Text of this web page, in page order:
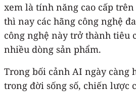
xem là tính năng cao cấp
thì nay các hãng công nghệ
công nghệ này trở thành tiêu
nhiều dòng sản phẩm.
Trong bối cảnh AI ngày càng
trong đời sống số, chiến lược